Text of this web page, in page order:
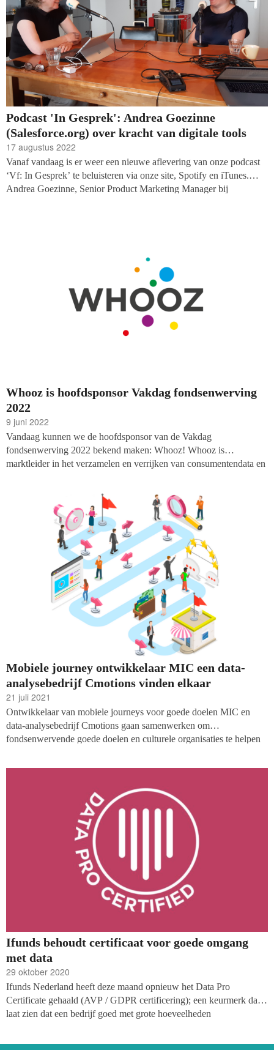
Podcast 'In Gesprek': Andrea Goezinne
(Salesforce.org) over kracht van digitale tools
17 augustus 2022
Vanaf vandaag is er weer een nieuwe aflevering van onze podcast
‘Vf: In Gesprek’ te beluisteren via onze site, Spotify en iTunes.
Andrea Goezinne, Senior Product Marketing Manager bij
Whooz is hoofdsponsor Vakdag fondsenwerving
2022
9 juni 2022
Vandaag kunnen we de hoofdsponsor van de Vakdag
fondsenwerving 2022 bekend maken: Whooz! Whooz is
marktleider in het verzamelen en verrijken van consumentendata en
Mobiele journey ontwikkelaar MIC een data-
analysebedrijf Cmotions vinden elkaar
21 juli 2021
Ontwikkelaar van mobiele journeys voor goede doelen MIC en
data-analysebedrijf Cmotions gaan samenwerken om
fondsenwervende goede doelen en culturele organisaties te helpen
journeys te combineren hopen de twee partijen de betrokkenheid en
Ifunds behoudt certificaat voor goede omgang
met data
29 oktober 2020
Ifunds Nederland heeft deze maand opnieuw het Data Pro
Certificate gehaald (AVP / GDPR certificering); een keurmerk dat
laat zien dat een bedrijf goed met grote hoeveelheden